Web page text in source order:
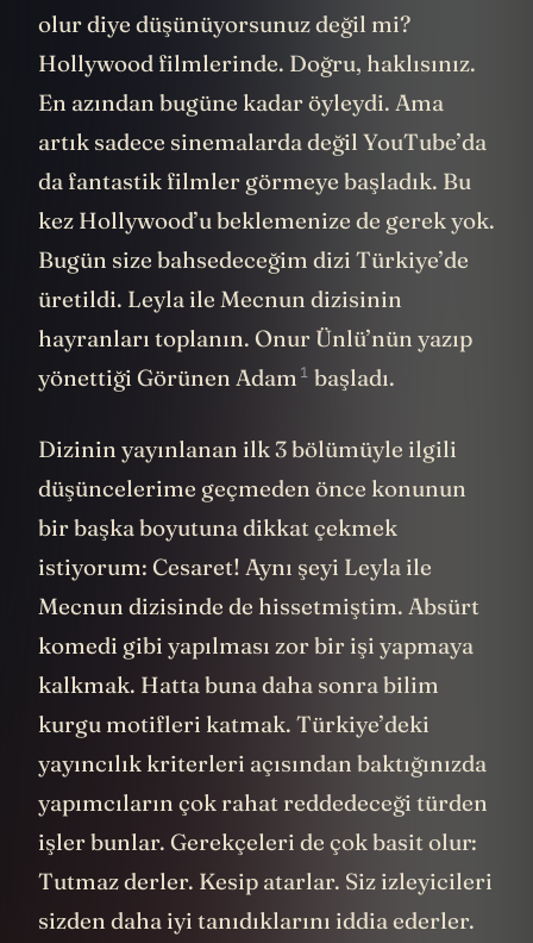
olur diye düşünüyorsunuz değil mi?
Hollywood filmlerinde. Doğru, haklısınız.
En azından bugüne kadar öyleydi. Ama
artık sadece sinemalarda değil YouTube’da
da fantastik filmler görmeye başladık. Bu
kez Hollywood’u beklemenize de gerek yok.
Bugün size bahsedeceğim dizi Türkiye’de
üretildi. Leyla ile Mecnun dizisinin
hayranları toplanın. Onur Ünlü’nün yazıp
yönettiği Görünen Adam 1 başladı.
Dizinin yayınlanan ilk 3 bölümüyle ilgili
düşüncelerime geçmeden önce konunun
bir başka boyutuna dikkat çekmek
istiyorum: Cesaret! Aynı şeyi Leyla ile
Mecnun dizisinde de hissetmiştim. Absürt
komedi gibi yapılması zor bir işi yapmaya
kalkmak. Hatta buna daha sonra bilim
kurgu motifleri katmak. Türkiye’deki
yayıncılık kriterleri açısından baktığınızda
yapımcıların çok rahat reddedeceği türden
işler bunlar. Gerekçeleri de çok basit olur:
Tutmaz derler. Kesip atarlar. Siz izleyicileri
sizden daha iyi tanıdıklarını iddia ederler.